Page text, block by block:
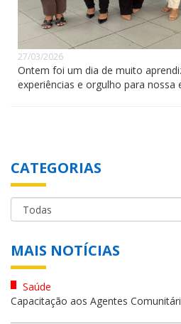
27/03/2026
Ontem foi um dia de muito
experiências e orgulho para nossa
CATEGORIAS
MAIS NOTÍCIAS
Saúde
Capacitação aos Agentes